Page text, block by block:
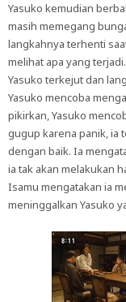
Yasuko kemudian
masih memegang
langkahnya terhenti
melihat apa yang
Yasuko terkejut dan
Yasuko mencoba
pikirkan, Yasuko
gugup karena panik, ia
dengan baik. Ia
ia tak akan melakukan
Isamu mengatakan ia
meninggalkan Yasuko